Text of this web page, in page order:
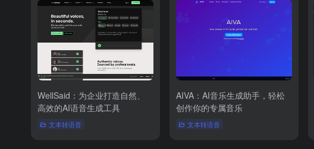
WellSaid：为企业打造自然、
高效的AI语音生成工具
文本转语音
AIVA：AI音乐生成助手，轻松
创作你的专属音乐
文本转语音